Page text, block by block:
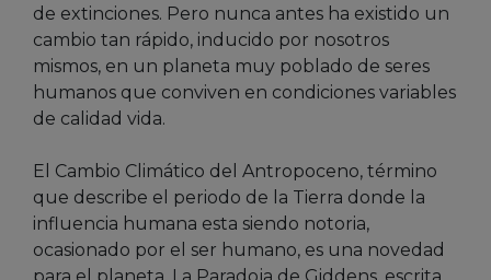
de extinciones. Pero nunca antes ha existido un
cambio tan rápido, inducido por nosotros
mismos, en un planeta muy poblado de seres
humanos que conviven en condiciones variables
de calidad vida.
El Cambio Climático del Antropoceno, término
que describe el periodo de la Tierra donde la
influencia humana esta siendo notoria,
ocasionado por el ser humano, es una novedad